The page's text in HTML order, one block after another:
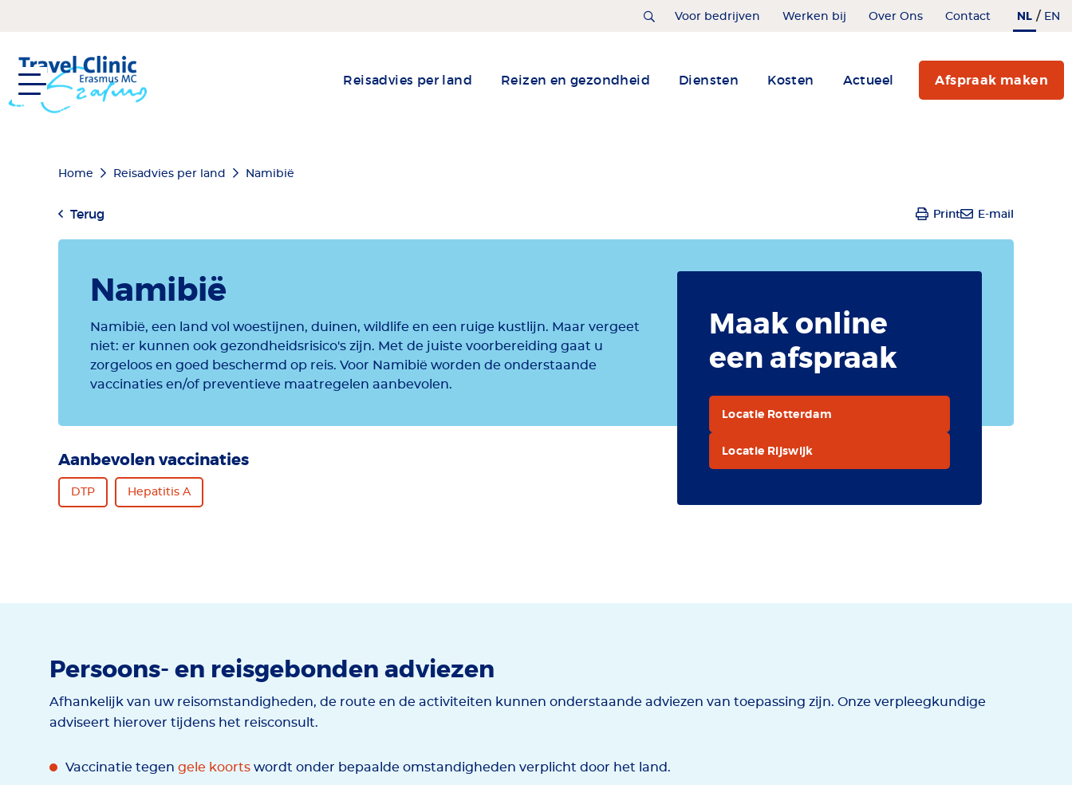
inhoud
gaan
HomeVoor bedrijven Werken bij Over Ons Contact NL / EN
Reisadvies per land Reizen en gezondheid Diensten Kosten Actueel Afspraak maken
Kruimelpad
Home Reisadvies per land Namibië
Terug Print E-mail
Namibië
Namibië, een land vol woestijnen, duinen, wildlife en een ruige kustlijn. Maar vergeet
niet: er kunnen ook gezondheidsrisico's zijn. Met de juiste voorbereiding gaat u
zorgeloos en goed beschermd op reis. Voor Namibië worden de onderstaande
vaccinaties en/of preventieve maatregelen aanbevolen.
Aanbevolen vaccinaties
DTP Hepatitis A
Maak online
een afspraak
Locatie Rotterdam
Locatie Rijswijk
Persoons- en reisgebonden adviezen
Afhankelijk van uw reisomstandigheden, de route en de activiteiten kunnen onderstaande adviezen van toepassing zijn. Onze verpleegkundige
adviseert hierover tijdens het reisconsult.
Vaccinatie tegen gele koorts wordt onder bepaalde omstandigheden verplicht door het land.